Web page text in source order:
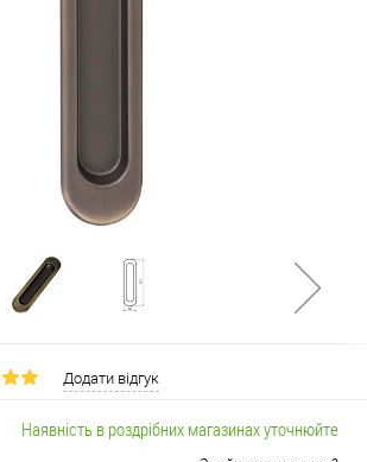
Додати відгук
Наявність в роздрібних магазинах уточнюйте